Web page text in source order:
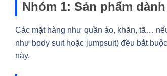
Nhóm 1: Sản phẩm
Các mặt hàng như quần áo, khăn, tã…
như body suit hoặc jumpsuit) đều bắt
này.